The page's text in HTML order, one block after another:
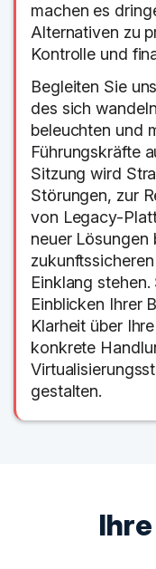
machen es
Alternativen zu
Kontrolle und
Begleiten Sie
des sich
beleuchten und
Führungskräfte
Sitzung wird
Störungen, zur
von Legacy-
neuer Lösungen
Einklang
Einblicken Ihrer
Klarheit über
konkrete
gestalten.